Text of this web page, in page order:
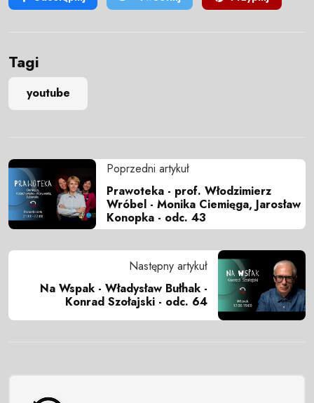
Tagi
youtube
Poprzedni artykuł
Prawoteka - prof. Włodzimierz
Wróbel - Monika Ciemięga, Jarosław
Konopka - odc. 43
Następny artykuł
Na Wspak - Władysław Bułhak -
Konrad Szołajski - odc. 64